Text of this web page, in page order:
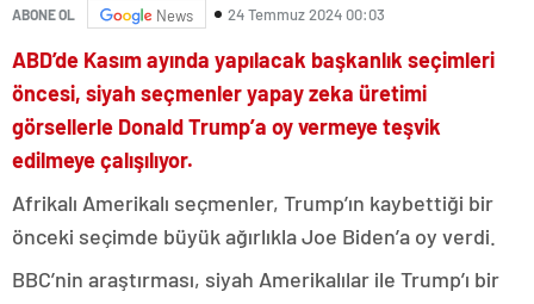
ABONE OL News 24 Temmuz 2024 00:03
ABD’de Kasım ayında yapılacak başkanlık seçimleri
öncesi, siyah seçmenler yapay zeka üretimi
görsellerle Donald Trump’a oy vermeye teşvik
edilmeye çalışılıyor.
Afrikalı Amerikalı seçmenler, Trump’ın kaybettiği bir
önceki seçimde büyük ağırlıkla Joe Biden’a oy verdi.
BBC’nin araştırması, siyah Amerikalılar ile Trump’ı bir